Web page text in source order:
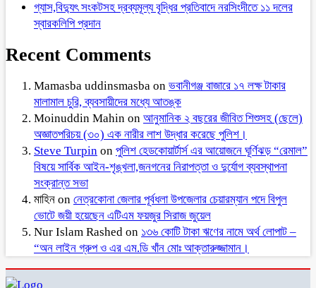
গ্যাস,বিদ্যুৎ সংকটসহ দ্রব্যমূল্য বৃদ্ধির প্রতিবাদে নরসিংদীতে ১১ দলের
স্বারকলিপি প্রদান
Recent Comments
Mamasba uddinsmasba on ভবানীগঞ্জ বাজারে ১৭ লক্ষ টাকার
মালামাল চুরি, ব্যবসায়ীদের মধ্যে আতঙ্ক
Moinuddin Mahin on আনুমানিক ২ বছরের জীবিত শিশুসহ (ছেলে)
অজ্ঞাতপরিচয় (৩০) এক নারীর লাশ উদ্ধার করেছে পুলিশ।
Steve Turpin on পুলিশ হেডকোয়ার্টার্স এর আয়োজনে ঘূর্ণিঝড় “রেমাল”
বিষয়ে সার্বিক আইন-শৃঙ্খলা,জনগনের নিরাপত্তা ও দুর্যোগ ব্যবস্থাপনা
সংক্রান্ত সভা
মাহিন on নেত্রকোনা জেলার পূর্বধলা উপজেলার চেয়ারম্যান পদে বিপুল
ভোটে জয়ী হয়েছেন এটিএম ফয়জুর সিরাজ জুয়েল
Nur Islam Rashed on ১৩৬ কোটি টাকা ঋণের নামে অর্থ লোপাট –
“অন লাইন গ্রুপ ও এর এম.ডি খাঁন মোঃ আক্তারুজ্জামান।